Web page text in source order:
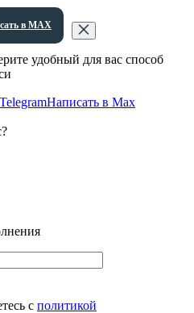
в МАХ
удобный для вас способ
Написать в Max
с политикой